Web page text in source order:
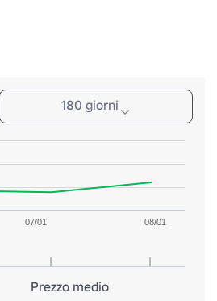
180 giorni
07/01 08/01
Prezzo medio